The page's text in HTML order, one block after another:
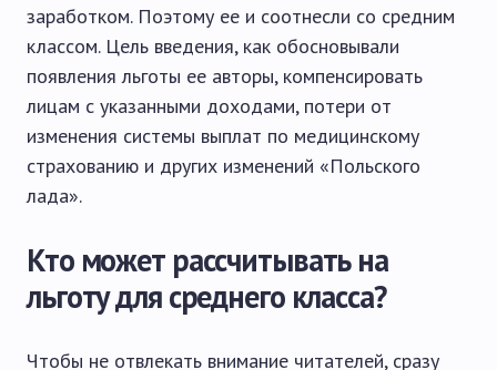
заработком. Поэтому ее и соотнесли со средним
классом. Цель введения, как обосновывали
появления льготы ее авторы, компенсировать
лицам с указанными доходами, потери от
изменения системы выплат по медицинскому
страхованию и других изменений «Польского
лада».
Кто может рассчитывать на
льготу для среднего класса?
Чтобы не отвлекать внимание читателей, сразу